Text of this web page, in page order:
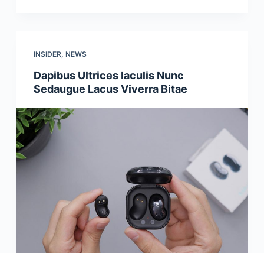
INSIDER, NEWS
Dapibus Ultrices Iaculis Nunc
Sedaugue Lacus Viverra Bitae